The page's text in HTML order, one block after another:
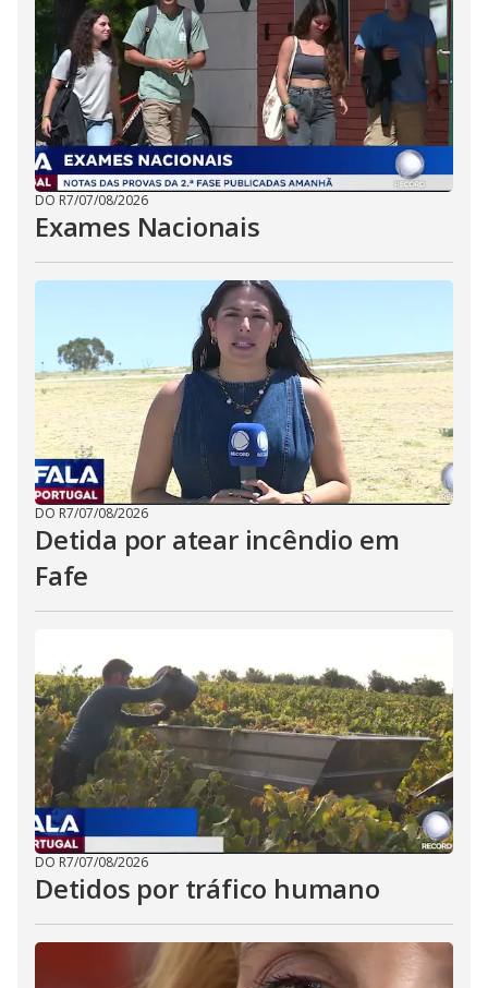
DO R7/07/08/2026
Exames Nacionais
DO R7/07/08/2026
Detida por atear incêndio em
Fafe
DO R7/07/08/2026
Detidos por tráfico humano